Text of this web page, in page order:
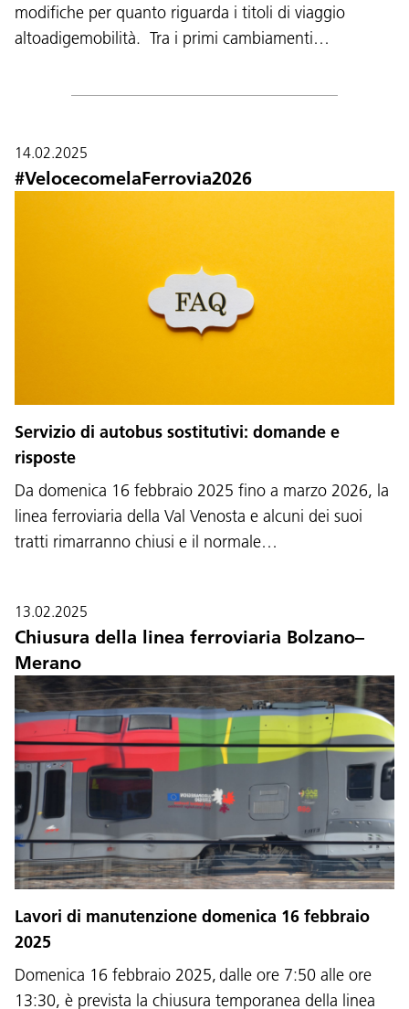
modifiche per quanto riguarda i titoli di viaggio
altoadigemobilità. Tra i primi cambiamenti…
14.02.2025
#VelocecomelaFerrovia2026
Servizio di autobus sostitutivi: domande e
risposte
Da domenica 16 febbraio 2025 fino a marzo 2026, la
linea ferroviaria della Val Venosta e alcuni dei suoi
tratti rimarranno chiusi e il normale…
13.02.2025
Chiusura della linea ferroviaria Bolzano–
Merano
Lavori di manutenzione domenica 16 febbraio
2025
Domenica 16 febbraio 2025, dalle ore 7:50 alle ore
13:30, è prevista la chiusura temporanea della linea